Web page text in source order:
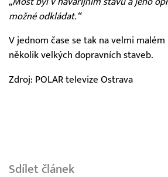
možné odkládat.“
V jednom čase se tak na velmi
několik velkých dopravních staveb.
Zdroj: POLAR televize Ostrava
Sdílet článek